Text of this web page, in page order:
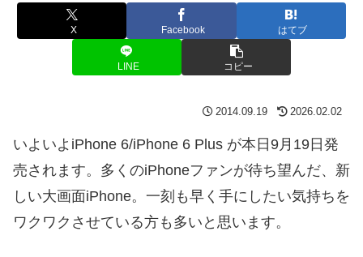
X Facebook はてブ
LINE コピー
2014.09.19 2026.02.02
いよいよiPhone 6/iPhone 6 Plus が本日9月19日発
売されます。多くのiPhoneファンが待ち望んだ、新
しい大画面iPhone。一刻も早く手にしたい気持ちを
ワクワクさせている方も多いと思います。